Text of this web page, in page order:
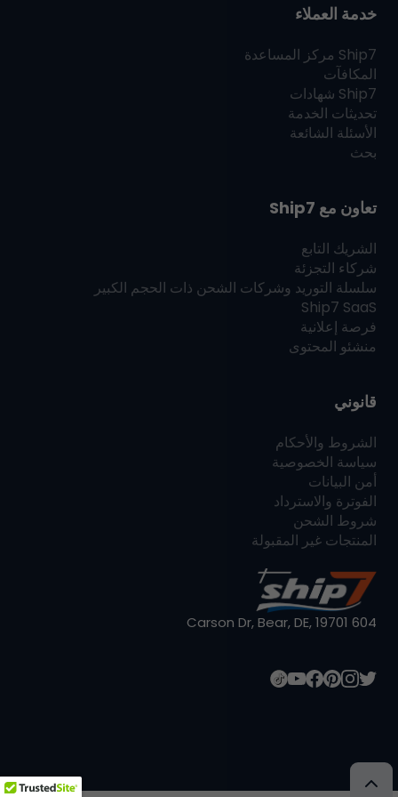
خدمة العملاء
Ship7 مركز المساعدة
المكافآت
Ship7 شهادات
تحديثات الخدمة
الأسئلة الشائعة
بحث
تعاون مع Ship7
الشريك التابع
شركاء التجزئة
سلسلة التوريد وشركات الشحن ذات الحجم الكبير
Ship7 SaaS
فرصة إعلانية
منشئو المحتوى
قانوني
الشروط والأحكام
سياسة الخصوصية
أمن البيانات
الفوترة والاسترداد
شروط الشحن
المنتجات غير المقبولة
604 Carson Dr, Bear, DE, 19701